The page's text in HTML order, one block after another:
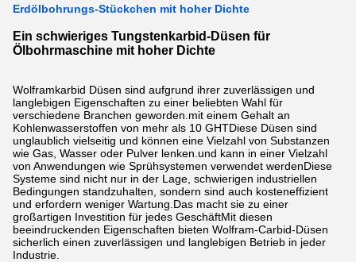
Erdölbohrungs-Stückchen mit hoher Dichte
Ein schwieriges Tungstenkarbid-Düsen für
Ölbohrmaschine mit hoher Dichte
Wolframkarbid Düsen sind aufgrund ihrer zuverlässigen und
langlebigen Eigenschaften zu einer beliebten Wahl für
verschiedene Branchen geworden.mit einem Gehalt an
Kohlenwasserstoffen von mehr als 10 GHTDiese Düsen sind
unglaublich vielseitig und können eine Vielzahl von Substanzen
wie Gas, Wasser oder Pulver lenken.und kann in einer Vielzahl
von Anwendungen wie Sprühsystemen verwendet werdenDiese
Systeme sind nicht nur in der Lage, schwierigen industriellen
Bedingungen standzuhalten, sondern sind auch kosteneffizient
und erfordern weniger Wartung.Das macht sie zu einer
großartigen Investition für jedes GeschäftMit diesen
beeindruckenden Eigenschaften bieten Wolfram-Carbid-Düsen
sicherlich einen zuverlässigen und langlebigen Betrieb in jeder
Industrie.